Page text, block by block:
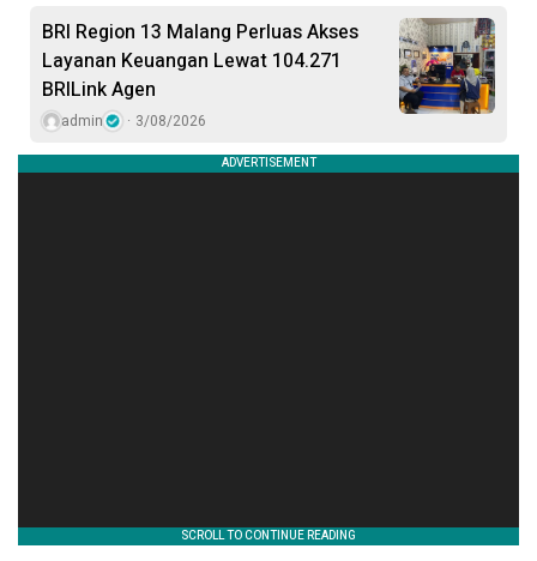
BRI Region 13 Malang Perluas Akses
Layanan Keuangan Lewat 104.271
BRILink Agen
admin 3/08/2026